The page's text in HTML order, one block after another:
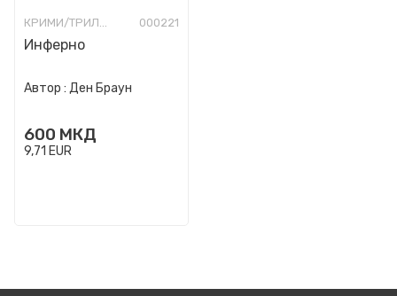
КРИМИ/ТРИЛЕР 000221
Инферно
Автор : Ден Браун
600 МКД
9,71 EUR